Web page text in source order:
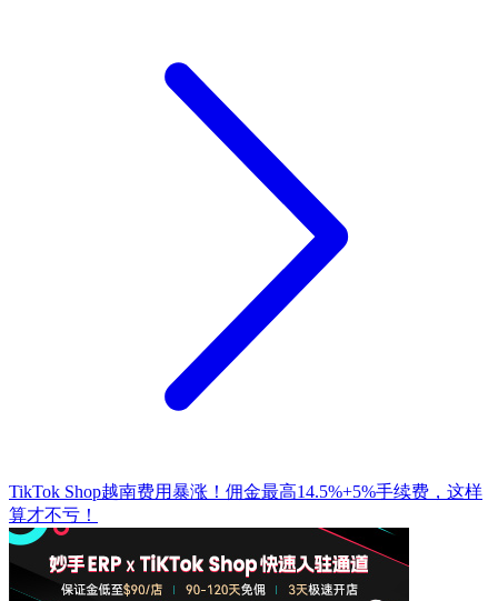
TikTok Shop越南费用暴涨！佣金最高14.5%+5%手续费，这样
算才不亏！